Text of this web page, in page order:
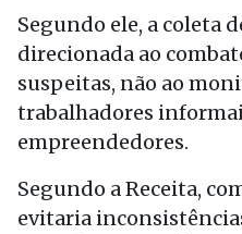
Segundo ele, a coleta
direcionada ao
suspeitas, não ao
trabalhadores
empreendedores.
Segundo a Receita,
evitaria